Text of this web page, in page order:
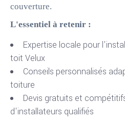
couverture.
L'essentiel à retenir :
Expertise locale pour
toit Velux
Conseils personnalisés
toiture
Devis gratuits et
d'installateurs qualifiés